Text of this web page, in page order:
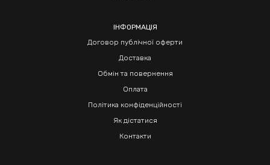
ІНФОРМАЦІЯ
Договор публічної оферти
Доставка
Обмін та повернення
Оплата
Політика конфіденційності
Як дістатися
Контакти